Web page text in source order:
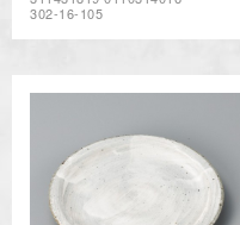
302-16-105